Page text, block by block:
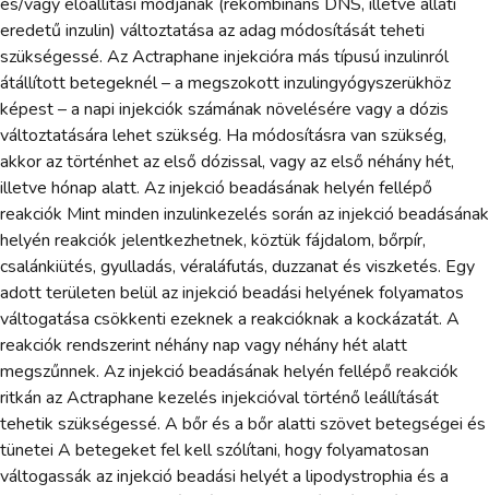
eredetű inzulin) változtatása az adag módosítását teheti
szükségessé. Az Actraphane injekcióra más típusú inzulinról
átállított betegeknél – a megszokott inzulingyógyszerükhöz
képest – a napi injekciók számának növelésére vagy a dózis
változtatására lehet szükség. Ha módosításra van szükség,
akkor az történhet az első dózissal, vagy az első néhány hét,
illetve hónap alatt. Az injekció beadásának helyén fellépő
reakciók Mint minden inzulinkezelés során az injekció beadásának
helyén reakciók jelentkezhetnek, köztük fájdalom, bőrpír,
csalánkiütés, gyulladás, véraláfutás, duzzanat és viszketés. Egy
adott területen belül az injekció beadási helyének folyamatos
váltogatása csökkenti ezeknek a reakcióknak a kockázatát. A
reakciók rendszerint néhány nap vagy néhány hét alatt
megszűnnek. Az injekció beadásának helyén fellépő reakciók
ritkán az Actraphane kezelés injekcióval történő leállítását
tehetik szükségessé. A bőr és a bőr alatti szövet betegségei és
tünetei A betegeket fel kell szólítani, hogy folyamatosan
váltogassák az injekció beadási helyét a lipodystrophia és a